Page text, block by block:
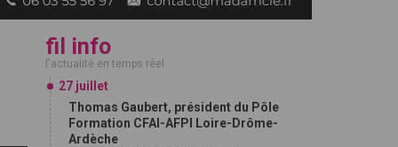
fil info
l'actualité en temps réel
27 juillet
Thomas Gaubert, président du Pôle
Formation CFAI-AFPI Loire-Drôme-
Ardèche